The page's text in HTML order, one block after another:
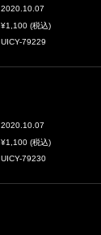
2020.10.07
¥1,100 (税込)
UICY-79229
2020.10.07
¥1,100 (税込)
UICY-79230